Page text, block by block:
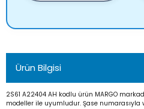
Ürün Bilgisi
2S61 A22404 AH kodlu ürün MARGO
modeller ile uyumludur. Şase